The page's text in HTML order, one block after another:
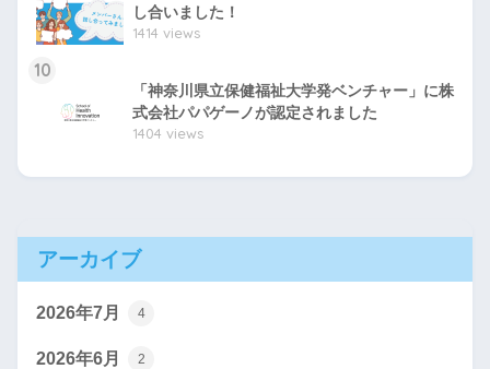
し合いました！
1414 views
10
「神奈川県立保健福祉大学発ベンチャー」に株
式会社パパゲーノが認定されました
1404 views
アーカイブ
2026年7月 4
2026年6月 2